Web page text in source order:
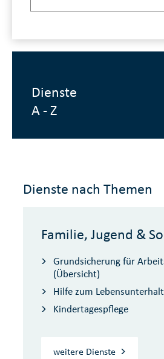
Dienste
A - Z
Dienste nach Themen
Familie, Jugend &
Grundsicherung für
(Übersicht)
Hilfe zum Lebensunterhalt
Kindertagespflege
weitere Dienste